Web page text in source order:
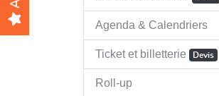
Agenda & Calendriers
Ticket et billetterie Devis
Roll-up